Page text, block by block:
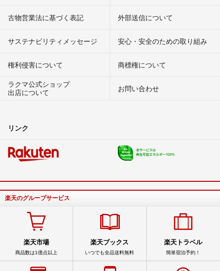
古物営業法に基づく表記 外部送信について
サステナビリティメッセージ 安心・安全のための取り組み
権利侵害について
商標権について
ラクマ公式ショップ
出店について
お問い合わせ
リンク
楽天のグループサービス
楽天市場
商品数は1億点以上
楽天ブックス
いつでも全品送料無料
楽天トラベル
簡単宿泊予約！